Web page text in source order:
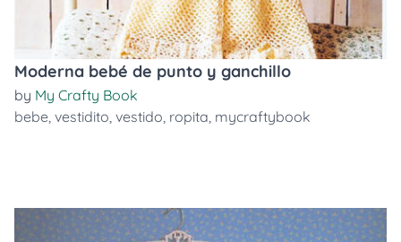
Moderna bebé de punto y ganchillo
by My Crafty Book
bebe, vestidito, vestido, ropita, mycraftybook